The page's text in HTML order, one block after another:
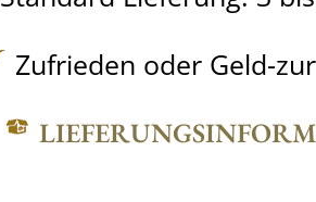
Zufrieden oder Geld-